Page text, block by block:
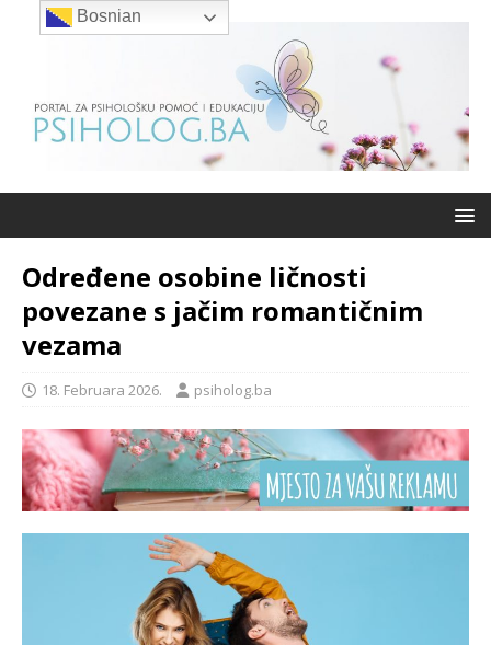
Određene osobine ličnosti
povezane s jačim romantičnim
vezama
18. Februara 2026. psiholog.ba
Bosnian